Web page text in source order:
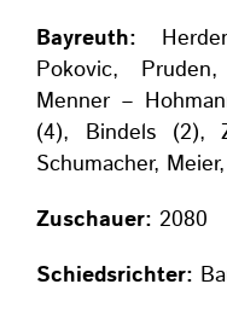
Bayreuth:
Pokovic,
Menner –
(4), Bindels (2),
Schumacher,
Zuschauer: 2080
Schiedsrichter: